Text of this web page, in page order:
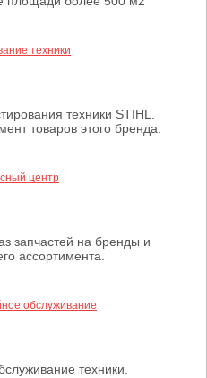
техники STIHL.
товаров этого бренда.
запчастей на бренды и
ассортимента.
техники.